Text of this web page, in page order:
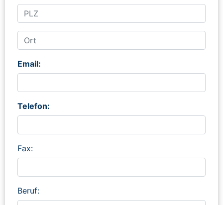
Email:
Telefon:
Fax:
Beruf: